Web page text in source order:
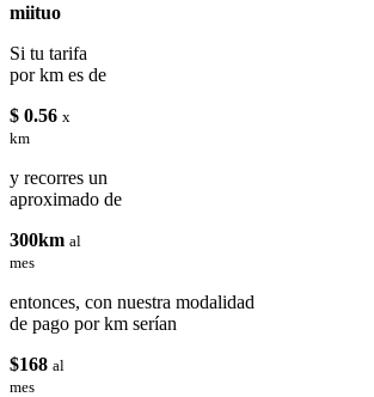
miituo
Si tu tarifa
por km es de
$ 0.56 x
km
y recorres un
aproximado de
300km al
mes
entonces, con nuestra modalidad
de pago por km serían
$168 al
mes